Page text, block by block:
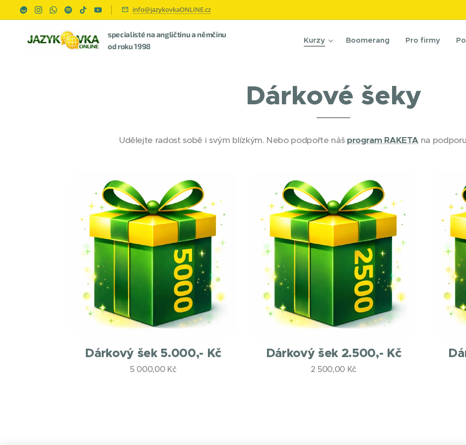
info@jazykovkaONLINE.cz
specialisté na angličtinu a němčinu
od roku 1998
Kurzy Boomerang Pro firmy
Dárkové šeky
Udělejte radost sobě i svým blízkým. Nebo podpořte náš program RAKETA na
Dárkový šek 5.000,- Kč
5 000,00Kč
Dárkový šek 2.500,- Kč
2 500,00 Kč